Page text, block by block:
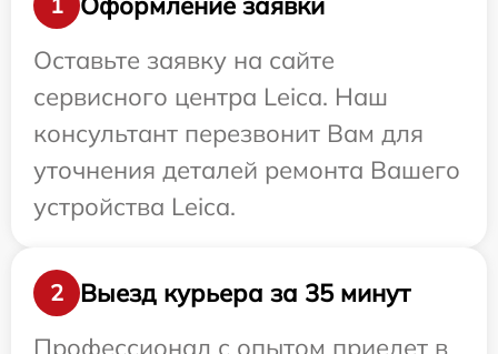
Оставьте заявку на сайте
сервисного центра Leica. Наш
консультант перезвонит Вам для
уточнения деталей ремонта Вашего
устройства Leica.
2
Выезд курьера за 35 минут